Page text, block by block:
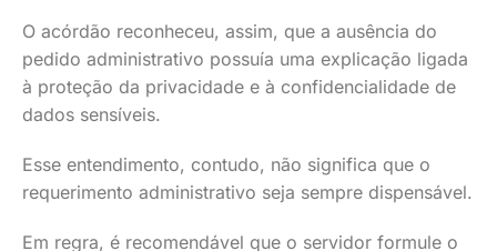
O acórdão reconheceu, assim, que a ausência do
pedido administrativo possuía uma explicação ligada
à proteção da privacidade e à confidencialidade de
dados sensíveis.
Esse entendimento, contudo, não significa que o
requerimento administrativo seja sempre dispensável.
Em regra, é recomendável que o servidor formule o